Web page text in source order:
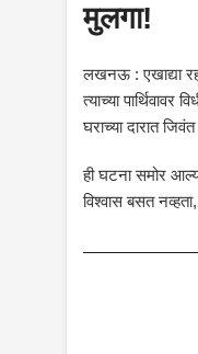
मुलगा!
लखनऊ : एखाद्या
त्याच्या
घराच्या दारात जिवंत
ही घटना समोर
विश्वास बसत